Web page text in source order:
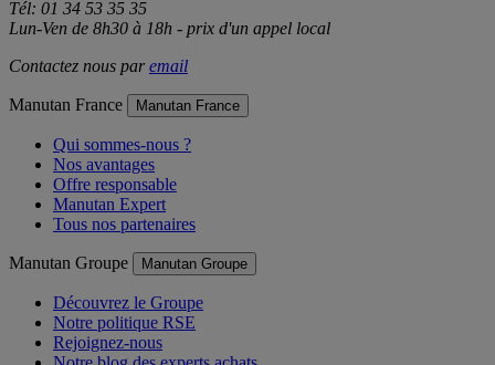
Tél: 01 34 53 35 35
Lun-Ven de 8h30 à 18h - prix d'un appel local
Contactez nous paremail
Manutan France Manutan France
Qui sommes-nous ?
Nos avantages
Offre responsable
Manutan Expert
Tous nos partenaires
Manutan Groupe Manutan Groupe
Découvrez le Groupe
Notre politique RSE
Rejoignez-nous